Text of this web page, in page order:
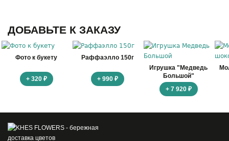
ДОБАВЬТЕ К ЗАКАЗУ
Фото к букету
+ 320 ₽
Раффаэлло 150г
+ 990 ₽
Игрушка "Медведь
Большой"
+ 7 920 ₽